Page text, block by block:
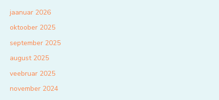
jaanuar 2026
oktoober 2025
september 2025
august 2025
veebruar 2025
november 2024